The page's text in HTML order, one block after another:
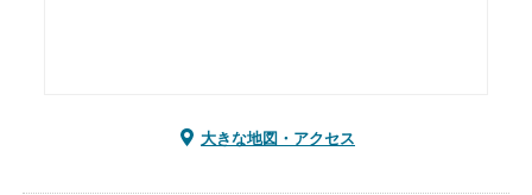
大きな地図・アクセス